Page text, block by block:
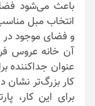
باعث می‌شود
انتخاب مبل
و فضای موجود در
آن خانه عروس
عنوان جداکننده
کار بزرگ‌تر
برای این کار،